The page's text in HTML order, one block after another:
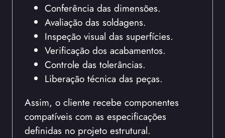
Conferência das dimensões.
Avaliação das soldagens.
Inspeção visual das superfícies.
Verificação dos acabamentos.
Controle das tolerâncias.
Liberação técnica das peças.
Assim, o cliente recebe componentes
compatíveis com as especificações
definidas no projeto estrutural.